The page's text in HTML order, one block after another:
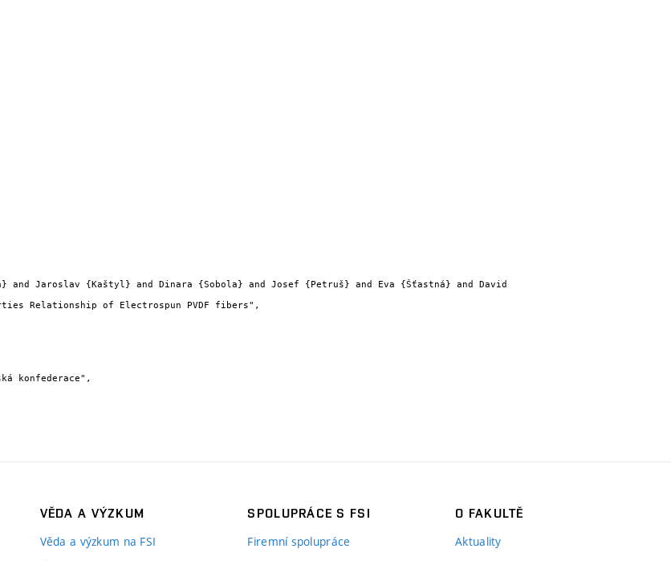
VĚDA A VÝZKUM
Věda a výzkum na FSI
SPOLUPRÁCE S FSI
Firemní spolupráce
O FAKULTĚ
Aktuality